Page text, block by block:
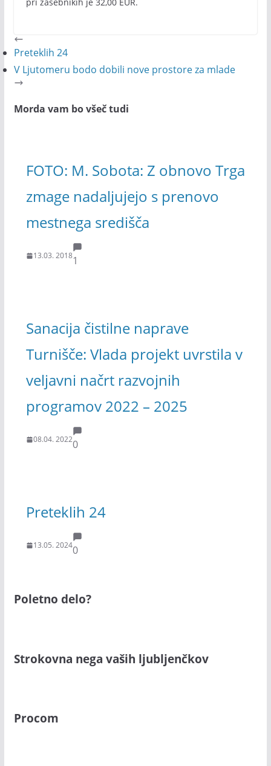
Preteklih 24
V Ljutomeru bodo dobili nove prostore za mlade
Morda vam bo všeč tudi
FOTO: M. Sobota: Z obnovo Trga
zmage nadaljujejo s prenovo
mestnega središča
13.03. 20181
Sanacija čistilne naprave
Turnišče: Vlada projekt uvrstila v
veljavni načrt razvojnih
programov 2022 – 2025
08.04. 20220
Preteklih 24
13.05. 20240
Poletno delo?
Strokovna nega vaših ljubljenčkov
Procom